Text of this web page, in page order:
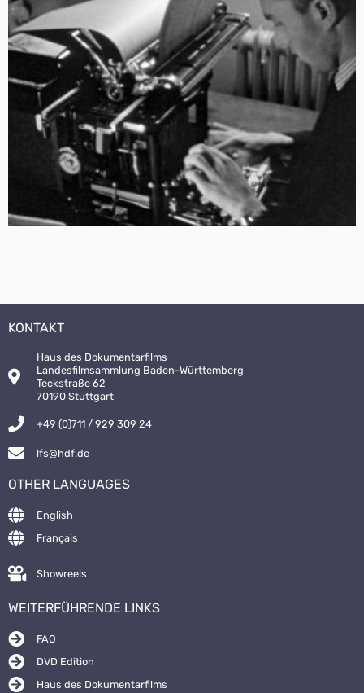
KONTAKT
Haus des Dokumentarfilms
Landesfilmsammlung Baden-Württemberg
Teckstraße 62
70190 Stuttgart
+49 (0)711 / 929 309 24
lfs@hdf.de
OTHER LANGUAGES
English
Français
Showreels
WEITERFÜHRENDE LINKS
FAQ
DVD Edition
Haus des Dokumentarfilms